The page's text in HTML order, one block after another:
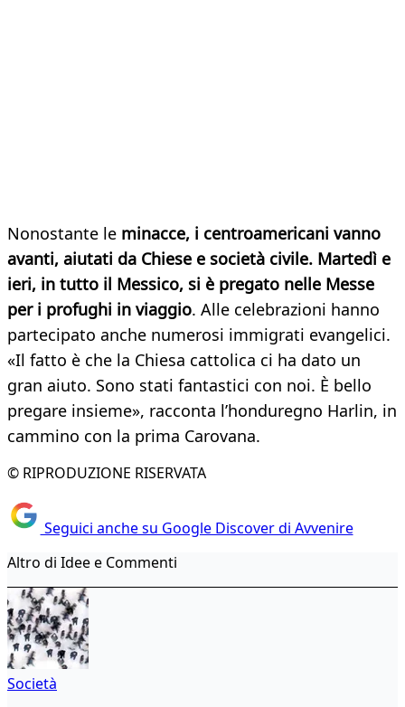
Nonostante le minacce, i centroamericani vanno
avanti, aiutati da Chiese e società civile. Martedì e
ieri, in tutto il Messico, si è pregato nelle Messe
per i profughi in viaggio. Alle celebrazioni hanno
partecipato anche numerosi immigrati evangelici.
«Il fatto è che la Chiesa cattolica ci ha dato un
gran aiuto. Sono stati fantastici con noi. È bello
pregare insieme», racconta l’honduregno Harlin, in
cammino con la prima Carovana.
© RIPRODUZIONE RISERVATA
Seguici anche su Google Discover di Avvenire
Altro di Idee e Commenti
Società